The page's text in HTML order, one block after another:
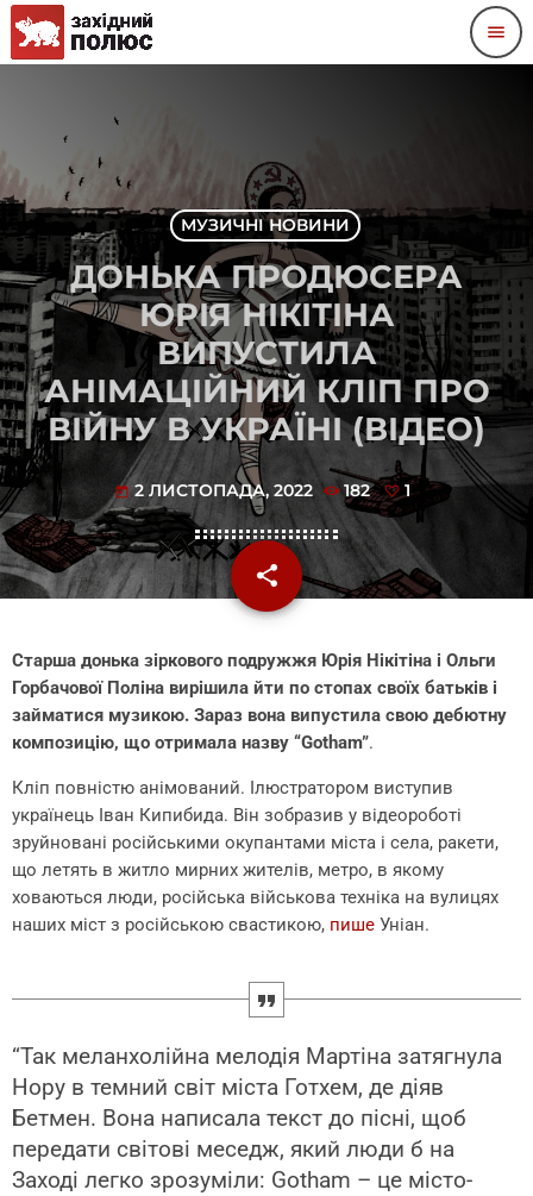
menu
МУЗИЧНІ НОВИНИ
ДОНЬКА ПРОДЮСЕРА
ЮРІЯ НІКІТІНА
ВИПУСТИЛА
АНІМАЦІЙНИЙ КЛІП ПРО
ВІЙНУ В УКРАЇНІ (ВІДЕО)
today 2 ЛИСТОПАДА, 2022 182 1
share
email
Старша донька зіркового подружжя Юрія Нікітіна і Ольги
Горбачової Поліна вирішила йти по стопах своїх батьків і
займатися музикою. Зараз вона випустила свою дебютну
композицію, що отримала назву “Gotham”.
Кліп повністю анімований. Ілюстратором виступив
українець Іван Кипибида. Він зобразив у відеороботі
зруйновані російськими окупантами міста і села, ракети,
що летять в житло мирних жителів, метро, в якому
ховаються люди, російська військова техніка на вулицях
наших міст з російською свастикою, пише Уніан.
“Так меланхолійна мелодія Мартіна затягнула
Нору в темний світ міста Готхем, де діяв
Бетмен. Вона написала текст до пісні, щоб
передати світові меседж, який люди б на
Заході легко зрозуміли: Gotham – це місто-